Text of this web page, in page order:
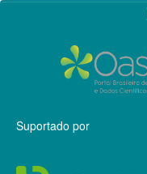
Suportado por